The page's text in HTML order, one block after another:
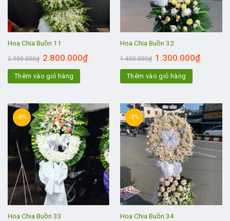
Hoa Chia Buồn 11
2.900.000₫ 2.800.000₫
Thêm vào giỏ hàng
Hoa Chia Buồn 32
1.400.000₫ 1.300.000₫
Thêm vào giỏ hàng
-9%
Hoa Chia Buồn 33
-3%
Hoa Chia Buồn 34